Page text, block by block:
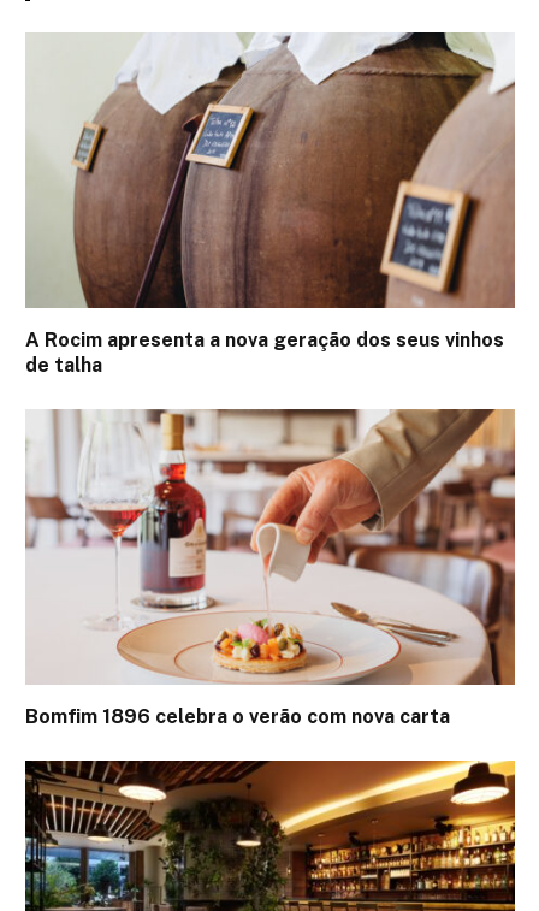
A Rocim apresenta a nova geração dos seus vinhos
de talha
Bomfim 1896 celebra o verão com nova carta